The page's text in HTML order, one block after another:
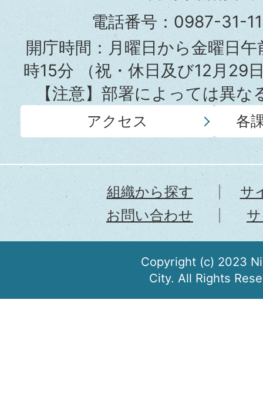
役
所
電話番号：0987-31-
開庁時間：月曜日から金曜日
時15分（祝・休日及び12月29
【注意】部署によっては異
アクセス 各
組織から探す
サ
お問い合わせ
Copyright (c) 2023
City. All Rights